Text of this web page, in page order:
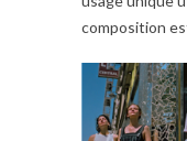
composition